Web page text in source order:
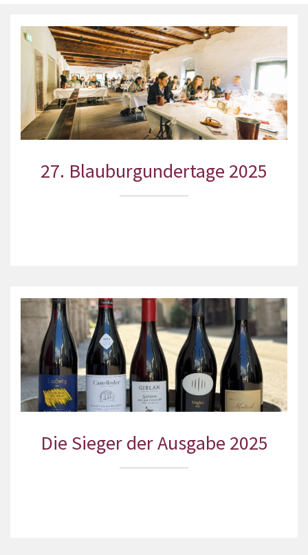
27. Blauburgundertage 2025
Die Sieger der Ausgabe 2025